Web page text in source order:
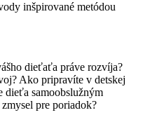
inšpirované metódou
dieťaťa práve rozvíja?
Ako pripravíte v detskej
dieťa samoobslužným
pre poriadok?